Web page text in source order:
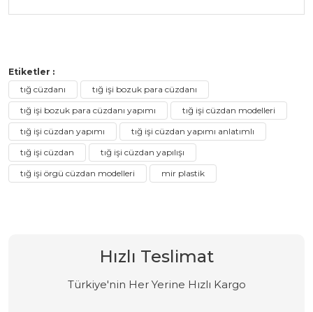
Yorum Yaz
Etiketler :
tığ cüzdanı
tığ işi bozuk para cüzdanı
tığ işi bozuk para cüzdanı yapımı
tığ işi cüzdan modelleri
tığ işi cüzdan yapımı
tığ işi cüzdan yapımı anlatımlı
tığ işi cüzdan
tığ işi cüzdan yapılışı
tığ işi örgü cüzdan modelleri
mir plastik
Hızlı Teslimat
Türkiye'nin Her Yerine Hızlı Kargo